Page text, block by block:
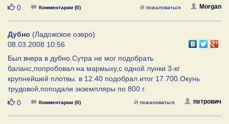
Нравится
0 Комментарии (0) Morgan
пожаловаться
Дубно (Ладожское озеро)
08.03.2008 10:56
Был вчера в дубно.Сутра не мог подобрать
баланс,попробовал на мармыху,с одной лунки 3-кг
крупнейшей плотвы. в 12.40 подобрал.итог 17.700.Окунь
трудовой,поподали экземпляры по 800 г.
Нравится
0 Комментарии (0) петрович
пожаловаться